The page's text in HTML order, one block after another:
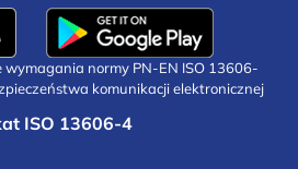
wymagania normy PN-EN ISO 13606-
komunikacji elektronicznej
ISO 13606-4